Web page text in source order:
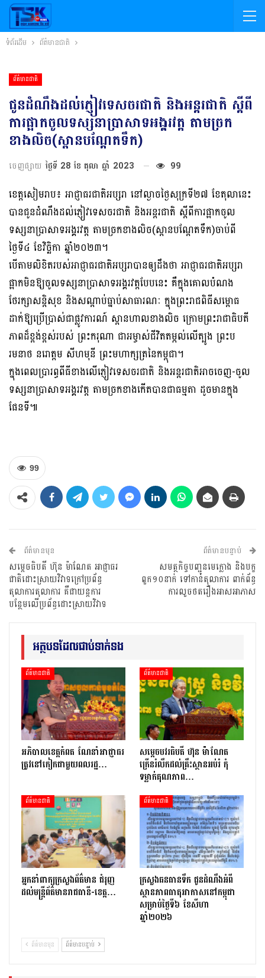
ទំព័រដើម ព័ត៌មានជាតិ
ព័ត៌មានជាតិ
ជូនដំណឹងដល់ភ្ញៀវទេសចរជាតិ និងអន្តរជាតិ ស្ដីពី
ការផ្អាកចូលទស្សនាប្រាសាទអង្គរវត្ត តាមច្រក
ខាងលិច(ស្ពានបណ្ដែតទឹក)
ចេញផ្សាយ ថ្ងៃទី 28 ខែ តុលា ឆ្នាំ 2023 99
ខេត្តសៀមរាប៖ អាជ្ញាធរជាតិអប្សរា នៅល្ងាចថ្ងៃសុក្រទី២៧ ខែតុលានេះ
បានជូនដំណឹងដល់ភ្ញៀវទេសចរជាតិ និងអន្តរជាតិ ស្ដីពីការផ្អាកចូល
ទស្សនាប្រាសាទអង្គរវត្ត តាមច្រកខាងលិច(ស្ពានបណ្ដែតទឹក)ចាប់ពី
ថ្ងៃទី៤ ខែវិច្ឆិកា ឆ្នាំ២០២៣។
បើតាមលិខិតរបស់អាជ្ញាធរជាតិអប្សរាបានឲ្យដឹងថា អាជ្ញាធរជាតិអប្សរា
ផ្អាកមិនឱ្យចូលទស្សនាប្រាសាទអង្គរវត្តបែបនេះ គឺក្នុងគោលបំណង
ថែរក្សាសន្តិសុខ និងសណ្ដាប់ធ្នាប់សាធារណៈ ក្នុងព្រះរាជពិធីសម្ពោធ
ដាក់ឱ្យប្រើប្រាស់ជាផ្លូវការណ៍ ស្ពានហាលខាងលិច ក្រោមព្រះរាជាធិបតី
ភាពដ៏ខ្ពង់ខ្ពស់របស់ ព្រះករុណា ជាអម្ចាស់ជីវិតតម្កល់លើត្បូង ព្រះប
រមនាថ នរោត្តម សីហមុនី ព្រះមហាក្សត្រនៃកម្ពុជា។
ក្នុងពេលប្រារព្ធពីធីខាងលើភ្ញៀវទេសចរជាតិ និងអន្តរជាតិអាចចេញ-ចូល
ទស្សនាប្រាសាទអង្គរវត្ត តាមច្រកខាងកើតបានជាធម្មតា ដូចមានក្នុង
ផែនទី៕
99
ព័ត៌មានមុន
សម្តេចធិបតី ហ៊ុន ម៉ាណែត អាជ្ញាធរ
ជាតិដោះស្រាយវិវាទក្រៅប្រព័ន្ធ
តុលាការតុលាការ គឺជាយន្តការ
បន្ថែមលើប្រព័ន្ធដោះស្រាយវិវាទ
ព័ត៌មានបន្ទាប់
សមត្ថកិច្ចបញ្ជូនមេក្លោង និងបក្ខ
ពួក១០នាក់ ទៅកាន់តុលាការ ពាក់ព័ន្ធ
ការលួចថតរឿងអាសអាភាស
អត្ថបទដែលជាប់ទាក់ទង
ព័ត៌មានជាតិ
អភិបាលខេត្តកំពត ណែនាំអាជ្ញាធរ
ត្រូវនៅកៀកជាមួយពលរដ្ឋ…
ព័ត៌មានជាតិ
សម្តេចបវរធិបតី ហ៊ុន ម៉ាណែត
ក្រើនរំលឹកដល់គ្រឹះស្ថានអប់រំ កុំ
ទម្លាក់គុណភាព…
ព័ត៌មានជាតិ
អ្នកនាំពាក្យក្រសួងព័ត៌មាន ជំរុញ
ដល់មន្ត្រីព័ត៌មានរាជធានី-ខេត្ត…
ព័ត៌មានជាតិ
ក្រសួងធនធានទឹក ជូនដំណឹងអំពី
ស្ថានភាពធាតុអាកាសនៅកម្ពុជា
សម្រាប់ថ្ងៃទី៦ ខែសីហា
ឆ្នាំ២០២៦
ព័ត៌មានមុន ព័ត៌មានបន្ទាប់